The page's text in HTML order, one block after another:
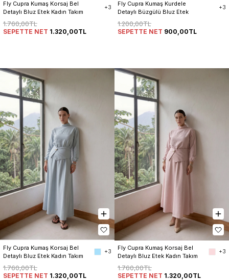
Fly Cupra Kumaş Korsaj Bel
Detaylı Bluz Etek Kadın Takım
+3
1.760,00TL
SEPETTE NET 1.320,00TL
Fly Cupra Kumaş Kurdele
Detaylı Büzgülü Bluz Etek
+3
1.200,00TL
SEPETTE NET 900,00TL
Fly Cupra Kumaş Korsaj Bel
Detaylı Bluz Etek Kadın Takım
+3
1.760,00TL
SEPETTE NET 1.320,00TL
Fly Cupra Kumaş Korsaj Bel
Detaylı Bluz Etek Kadın Takım
+3
1.760,00TL
SEPETTE NET 1.320,00TL